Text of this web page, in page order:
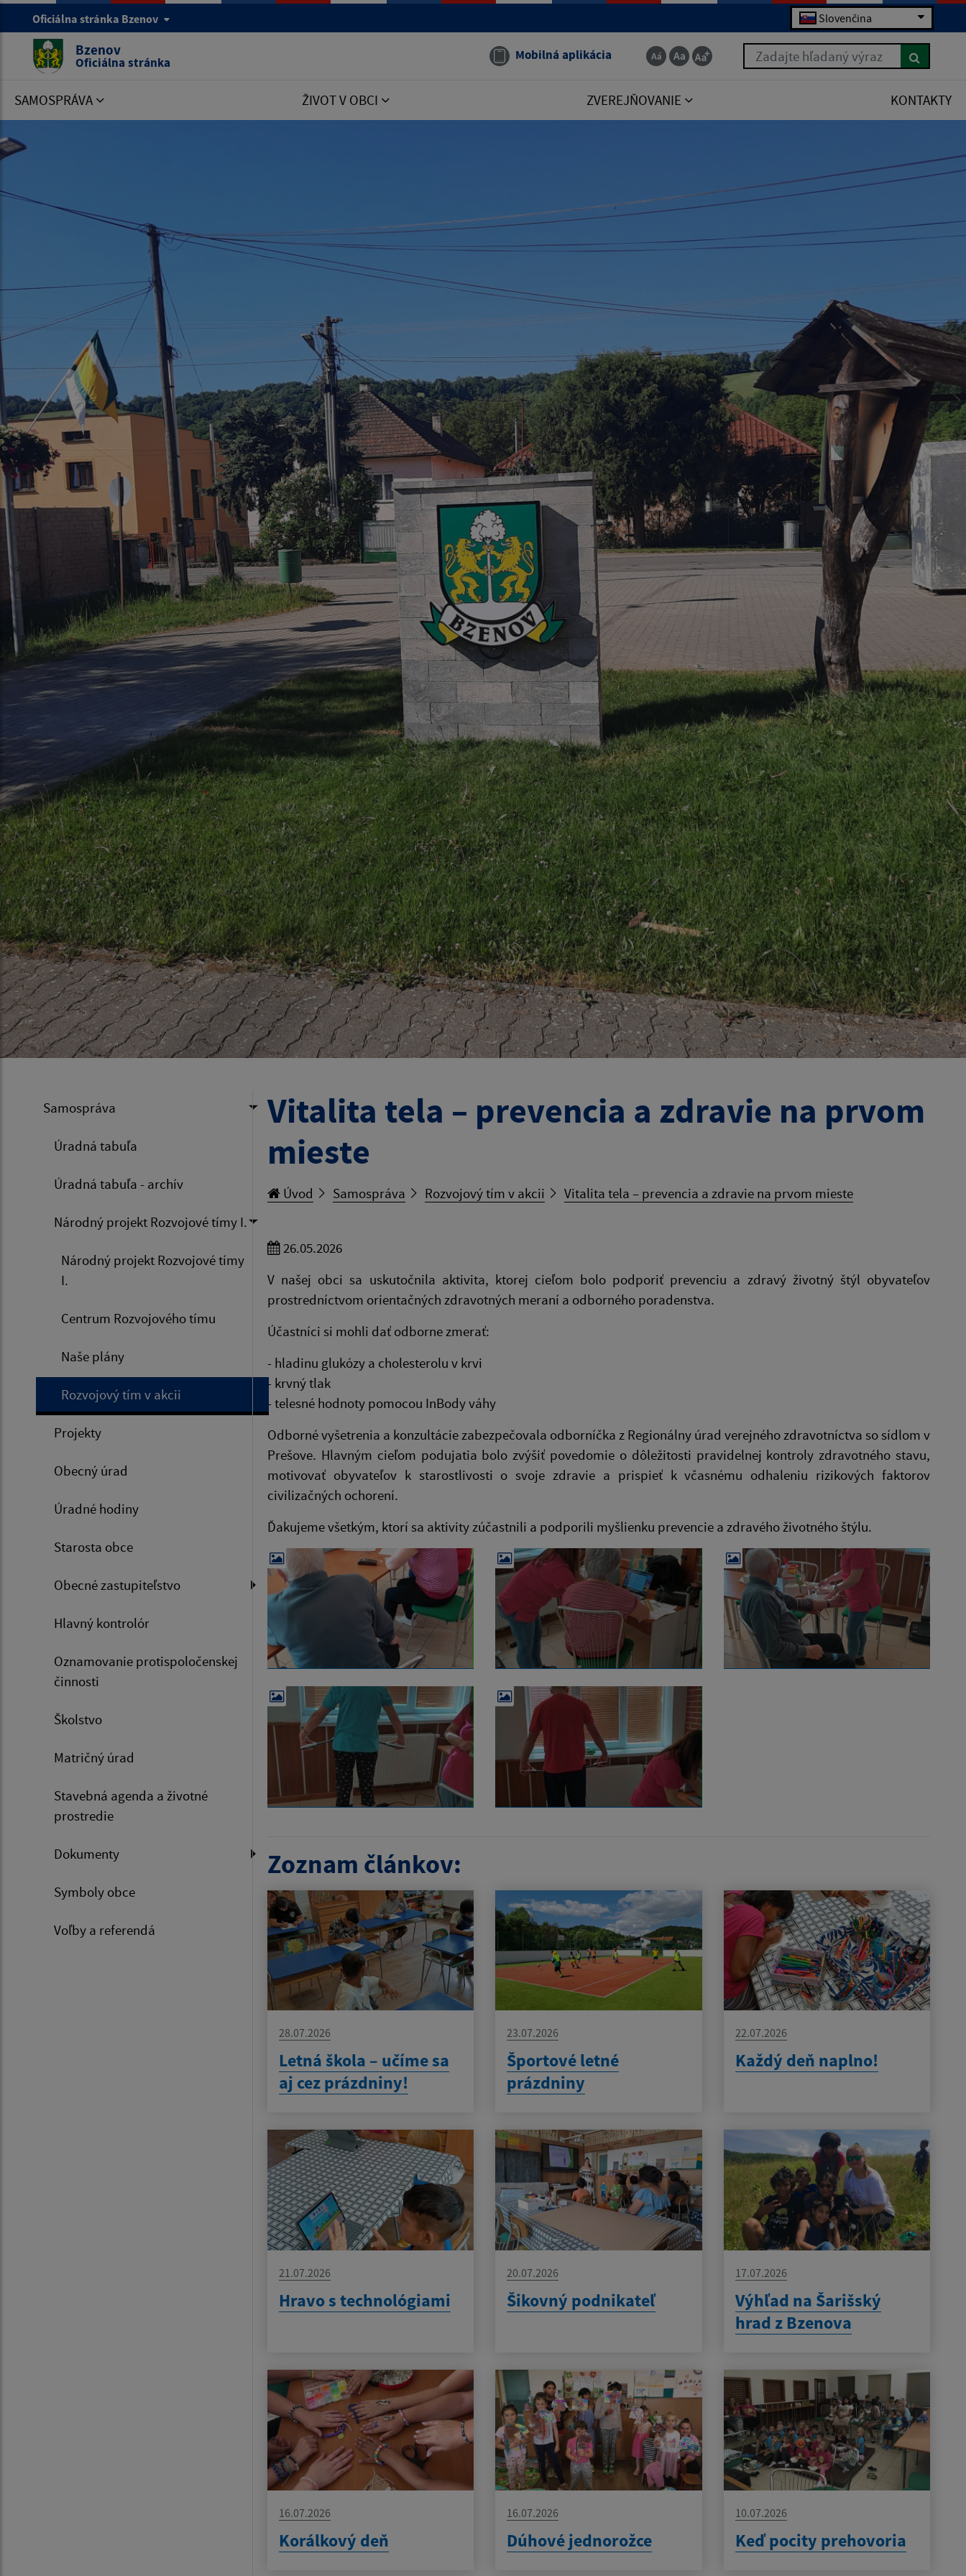
Oficiálna stránka Bzenov Slovenčina
Bzenov
Oficiálna stránka Mobilná aplikácia Zadajte hľadaný výraz
SAMOSPRÁVA ŽIVOT V OBCI ZVEREJŇOVANIE KONTAKTY
Samospráva
Úradná tabuľa
Úradná tabuľa - archív
Národný projekt Rozvojové tímy I.
Národný projekt Rozvojové tímy
I.
Centrum Rozvojového tímu
Naše plány
Rozvojový tím v akcii
Projekty
Obecný úrad
Úradné hodiny
Starosta obce
Obecné zastupiteľstvo
Hlavný kontrolór
Oznamovanie protispoločenskej
činnosti
Školstvo
Matričný úrad
Stavebná agenda a životné
prostredie
Dokumenty
Symboly obce
Voľby a referendá
Vitalita tela – prevencia a zdravie na prvom
mieste
Úvod Samospráva Rozvojový tím v akcii Vitalita tela – prevencia a zdravie na prvom mieste
26.05.2026
V našej obci sa uskutočnila aktivita, ktorej cieľom bolo podporiť prevenciu a zdravý životný štýl obyvateľov
prostredníctvom orientačných zdravotných meraní a odborného poradenstva.
Účastníci si mohli dať odborne zmerať:
- hladinu glukózy a cholesterolu v krvi
- krvný tlak
- telesné hodnoty pomocou InBody váhy
Odborné vyšetrenia a konzultácie zabezpečovala odborníčka z Regionálny úrad verejného zdravotníctva so sídlom v
Prešove. Hlavným cieľom podujatia bolo zvýšiť povedomie o dôležitosti pravidelnej kontroly zdravotného stavu,
motivovať obyvateľov k starostlivosti o svoje zdravie a prispieť k včasnému odhaleniu rizikových faktorov
civilizačných ochorení.
Ďakujeme všetkým, ktorí sa aktivity zúčastnili a podporili myšlienku prevencie a zdravého životného štýlu.
Zoznam článkov:
28.07.2026
Letná škola – učíme sa
aj cez prázdniny!
23.07.2026
Športové letné
prázdniny
22.07.2026
Každý deň naplno!
21.07.2026
Hravo s technológiami
20.07.2026
Šikovný podnikateľ
17.07.2026
Výhľad na Šarišský
hrad z Bzenova
16.07.2026
Korálkový deň
16.07.2026
Dúhové jednorožce
10.07.2026
Keď pocity prehovoria